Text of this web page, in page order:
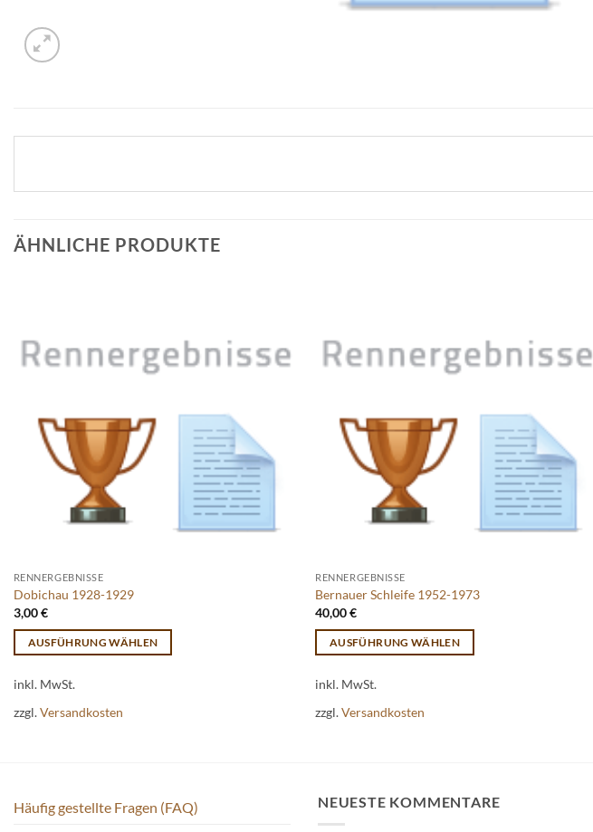
ÄHNLICHE PRODUKTE
RENNERGEBNISSE
Dobichau 1928-1929
3,00€
AUSFÜHRUNG WÄHLEN
Produkt
weist
Optionen
inkl. MwSt.
zzgl.Versandkosten
RENNERGEBNISSE
Bernauer Schleife 1952-1973
40,00€
AUSFÜHRUNG WÄHLEN
Produkt
weist
Optionen
inkl. MwSt.
zzgl.Versandkosten
Häufig gestellte Fragen (FAQ)
NEUESTE KOMMENTARE